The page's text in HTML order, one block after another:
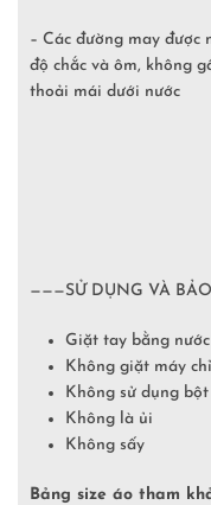
– Các đường may được
độ chắc và ôm, không
thoải mái dưới nước
———SỬ DỤNG VÀ
Giặt tay bằng
Không giặt máy
Không sử dụng
Không là ủi
Không sấy
Bảng size áo tham